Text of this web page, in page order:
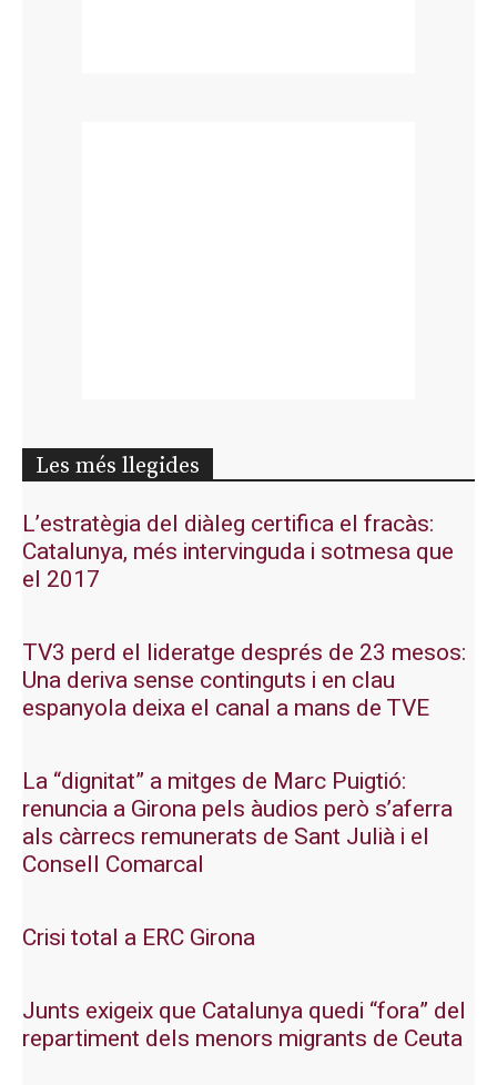
Les més llegides
L’estratègia del diàleg certifica el fracàs:
Catalunya, més intervinguda i sotmesa que
el 2017
TV3 perd el lideratge després de 23 mesos:
Una deriva sense continguts i en clau
espanyola deixa el canal a mans de TVE
La “dignitat” a mitges de Marc Puigtió:
renuncia a Girona pels àudios però s’aferra
als càrrecs remunerats de Sant Julià i el
Consell Comarcal
Crisi total a ERC Girona
Junts exigeix que Catalunya quedi “fora” del
repartiment dels menors migrants de Ceuta